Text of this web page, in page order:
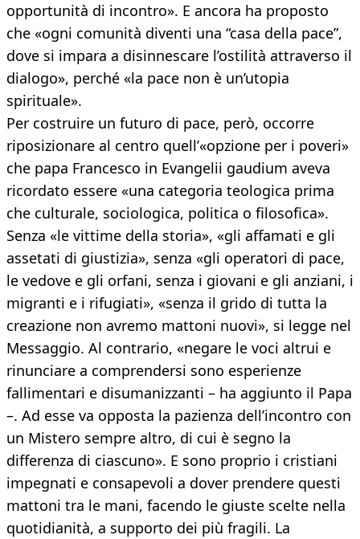
opportunità di incontro». E ancora ha proposto
che «ogni comunità diventi una “casa della pace”,
dove si impara a disinnescare l’ostilità attraverso il
dialogo», perché «la pace non è un’utopia
spirituale».
Per costruire un futuro di pace, però, occorre
riposizionare al centro quell’«opzione per i poveri»
che papa Francesco in Evangelii gaudium aveva
ricordato essere «una categoria teologica prima
che culturale, sociologica, politica o filosofica».
Senza «le vittime della storia», «gli affamati e gli
assetati di giustizia», senza «gli operatori di pace,
le vedove e gli orfani, senza i giovani e gli anziani, i
migranti e i rifugiati», «senza il grido di tutta la
creazione non avremo mattoni nuovi», si legge nel
Messaggio. Al contrario, «negare le voci altrui e
rinunciare a comprendersi sono esperienze
fallimentari e disumanizzanti – ha aggiunto il Papa
–. Ad esse va opposta la pazienza dell’incontro con
un Mistero sempre altro, di cui è segno la
differenza di ciascuno». E sono proprio i cristiani
impegnati e consapevoli a dover prendere questi
mattoni tra le mani, facendo le giuste scelte nella
quotidianità, a supporto dei più fragili. La